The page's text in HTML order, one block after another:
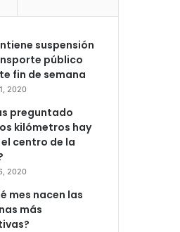
suspensión
público
fin de semana
2020
preguntado
kilómetros hay
centro de la
2020
mes nacen las
más